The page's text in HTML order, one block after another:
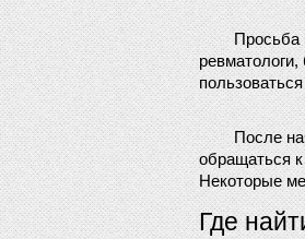
Просьба
После
обращаться
Некоторые
Где